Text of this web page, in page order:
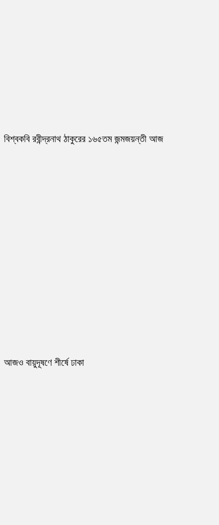
বিশ্বকবি রবীন্দ্রনাথ ঠাকুরের ১৬৫তম জন্মজয়ন্তী আজ
আজও বায়ুদূষণে শীর্ষে ঢাকা